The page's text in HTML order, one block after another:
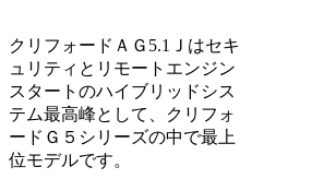
クリフォードＡＧ5.1Ｊはセキ
ュリティとリモートエンジン
スタートのハイブリッドシス
テム最高峰として、クリフォ
ードＧ５シリーズの中で最上
位モデルです。